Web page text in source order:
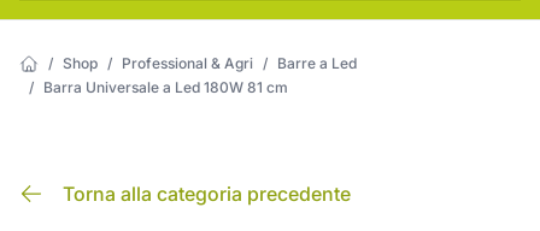
/ Shop / Professional & Agri / Barre a Led
/ Barra Universale a Led 180W 81 cm
Torna alla categoria precedente